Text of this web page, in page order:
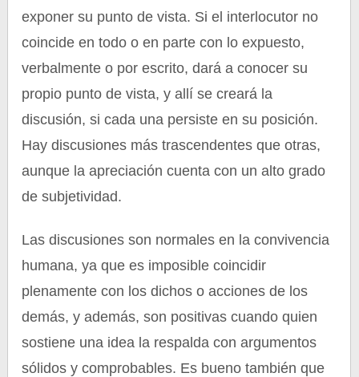
exponer su punto de vista. Si el interlocutor no
coincide en todo o en parte con lo expuesto,
verbalmente o por escrito, dará a conocer su
propio punto de vista, y allí se creará la
discusión, si cada una persiste en su posición.
Hay discusiones más trascendentes que otras,
aunque la apreciación cuenta con un alto grado
de subjetividad.
Las discusiones son normales en la convivencia
humana, ya que es imposible coincidir
plenamente con los dichos o acciones de los
demás, y además, son positivas cuando quien
sostiene una idea la respalda con argumentos
sólidos y comprobables. Es bueno también que